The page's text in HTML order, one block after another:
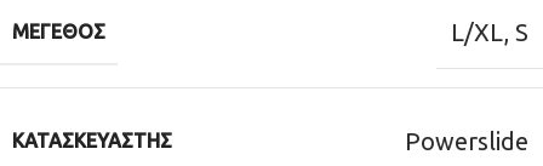
ΜΈΓΕΘΟΣ L/XL, S
ΚΑΤΑΣΚΕΥΑΣΤΉΣ Powerslide